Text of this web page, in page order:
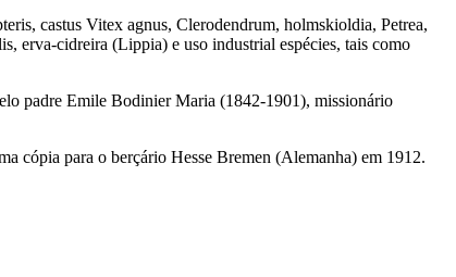
castus Vitex agnus, Clerodendrum, holmskioldia, Petrea,
erva-cidreira (Lippia) e uso industrial espécies, tais como
padre Emile Bodinier Maria (1842-1901), missionário
cópia para o berçário Hesse Bremen (Alemanha) em 1912.